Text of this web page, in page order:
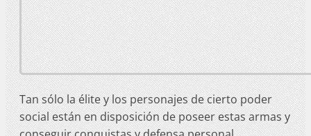
Tan sólo la élite y los personajes de cierto poder
social están en disposición de poseer estas armas y